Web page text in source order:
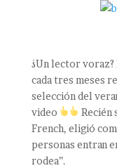
¿Un lector voraz?
cada tres meses
selección del
video
Recién
French, eligió
personas entran
rodea”.